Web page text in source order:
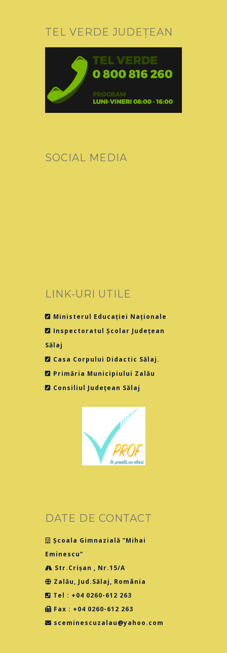
TEL VERDE JUDEȚEAN
SOCIAL MEDIA
LINK-URI UTILE
Ministerul Educației Naționale
Inspectoratul Școlar Județean
Sălaj
Casa Corpului Didactic Sălaj.
Primăria Municipiului Zalău
Consiliul Județean Sălaj
DATE DE CONTACT
Școala Gimnazială ”Mihai
Eminescu”
Str.Crișan , Nr.15/A
Zalău, Jud.Sălaj, România
Tel : +04 0260-612 263
Fax : +04 0260-612 263
sceminescuzalau@yahoo.com